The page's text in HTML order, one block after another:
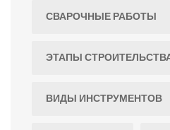
СВАРОЧНЫЕ РАБОТЫ
ЭТАПЫ
ВИДЫ ИНСТРУМЕНТОВ